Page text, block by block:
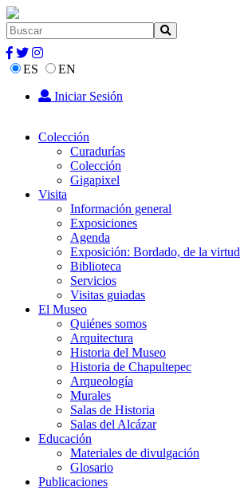
ES
EN
Iniciar Sesión
Colección
Curadurías
Colección
Gigapixel
Visita
Información general
Exposiciones
Agenda
Exposición: Bordado, de la virtud
Biblioteca
Servicios
Visitas guiadas
El Museo
Quiénes somos
Arquitectura
Historia del Museo
Historia de Chapultepec
Arqueología
Murales
Salas de Historia
Salas del Alcázar
Educación
Materiales de divulgación
Glosario
Publicaciones